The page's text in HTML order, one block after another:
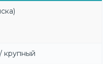
крупный